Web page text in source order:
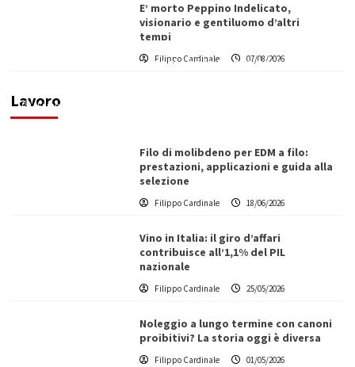
E’ morto Peppino Indelicato,
visionario e gentiluomo d’altri
tempi
Filippo Cardinale 07/08/2026
Lavoro
L’ingegnere saccense Buscarnera partner chiave
di un progetto transnazionale per la transizione
Filippo Cardinale
Filo di molibdeno per EDM a filo:
prestazioni, applicazioni e guida alla
selezione
Filippo Cardinale 18/06/2026
Vino in Italia: il giro d’affari
contribuisce all’1,1% del PIL
nazionale
Filippo Cardinale 25/05/2026
Noleggio a lungo termine con canoni
proibitivi? La storia oggi è diversa
Filippo Cardinale 01/05/2026